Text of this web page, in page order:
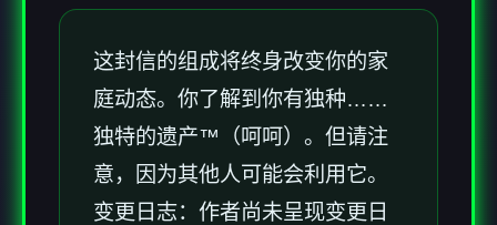
这封信的组成将终身改变你的家
庭动态。你了解到你有独种……
独特的遗产™（呵呵）。但请注
意，因为其他人可能会利用它。
变更日志：作者尚未呈现变更日